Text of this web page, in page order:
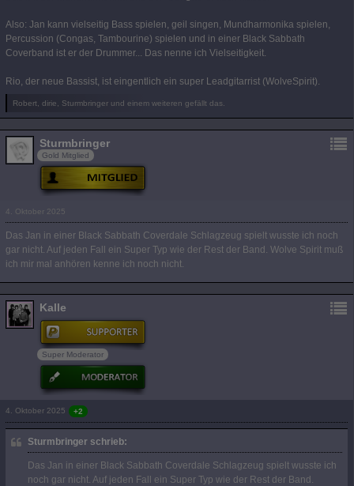
Also: Jan kann vielseitig Bass spielen, geil singen, Mundharmonika spielen,
Percussion (Congas, Tambourine) spielen und in einer Black Sabbath
Coverband ist er der Drummer... Das nenne ich Vielseitigkeit.
Rio, der neue Bassist, ist eingentlich ein super Leadgitarrist (WolveSpirit).
Robert, dirie, Sturmbringer und einem weiteren gefällt das.
Sturmbringer
Gold Mitglied
4. Oktober 2025
Das Jan in einer Black Sabbath Coverdale Schlagzeug spielt wusste ich noch
gar nicht. Auf jeden Fall ein Super Typ wie der Rest der Band. Wolve Spirit muß
ich mir mal anhören kenne ich noch nicht.
Kalle
Super Moderator
4. Oktober 2025 +2
Sturmbringer schrieb:
Das Jan in einer Black Sabbath Coverdale Schlagzeug spielt wusste ich
noch gar nicht. Auf jeden Fall ein Super Typ wie der Rest der Band.